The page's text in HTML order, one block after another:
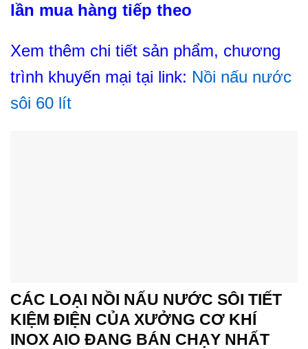
lần mua hàng tiếp theo
Xem thêm chi tiết sản phẩm, chương
trình khuyến mại tại link: Nồi nấu nước
sôi 60 lít
CÁC LOẠI NỒI NẤU NƯỚC SÔI TIẾT
KIỆM ĐIỆN CỦA XƯỞNG CƠ KHÍ
INOX AIO ĐANG BÁN CHẠY NHẤT